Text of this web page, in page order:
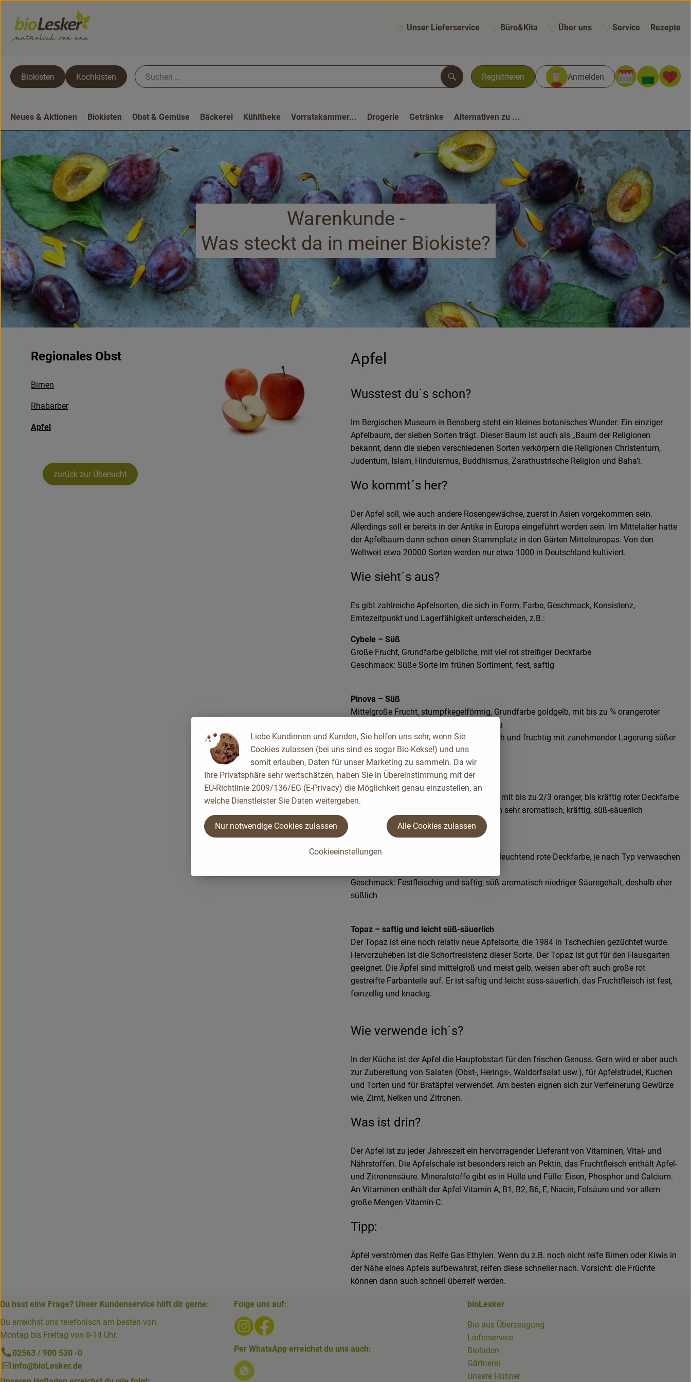
Unser Lieferservice Büro&Kita Über uns Service Rezepte
Registrieren Anmelden
Suchen
Biokisten Kochkisten
Neues & Aktionen Biokisten Obst & Gemüse Bäckerei Kühltheke Vorratskammer... Drogerie Getränke Alternativen zu ...
Warenkunde -
Was steckt da in meiner Biokiste?
Regionales Obst
Birnen
Rhabarber
Apfel
zurück zur Übersicht
Apfel
Wusstest du´s schon?
Im Bergischen Museum in Bensberg steht ein kleines botanisches Wunder: Ein einziger
Apfelbaum, der sieben Sorten trägt. Dieser Baum ist auch als „Baum der Religionen
bekannt, denn die sieben verschiedenen Sorten verkörpern die Religionen Christentum,
Judentum, Islam, Hinduismus, Buddhismus, Zarathustrische Religion und Baha’i.
Wo kommt´s her?
Der Apfel soll, wie auch andere Rosengewächse, zuerst in Asien vorgekommen sein.
Allerdings soll er bereits in der Antike in Europa eingeführt worden sein. Im Mittelalter hatte
der Apfelbaum dann schon einen Stammplatz in den Gärten Mitteleuropas. Von den
Weltweit etwa 20000 Sorten werden nur etwa 1000 in Deutschland kultiviert.
Wie sieht´s aus?
Es gibt zahlreiche Apfelsorten, die sich in Form, Farbe, Geschmack, Konsistenz,
Erntezeitpunkt und Lagerfähigkeit unterscheiden, z.B.:
Cybele – Süß
Große Frucht, Grundfarbe gelbliche, mit viel rot streifiger Deckfarbe
Geschmack: Süße Sorte im frühen Sortiment, fest, saftig
Pinova – Süß
Mittelgroße Frucht, stumpfkegelförmig, Grundfarbe goldgelb, mit bis zu ¾ orangeroter
Deckfarbe leuchtend rot, Schale etwas rau
Geschmack: Süßlich-säuerlich, aromatisch und fruchtig mit zunehmender Lagerung süßer
werdend
Elstar – Leicht säuerlich
Mittelgroßer, gleichmäßig kugeliger Apfel mit bis zu 2/3 oranger, bis kräftig roter Deckfarbe
Geschmack : Saftiges, feinzelliges Fleisch sehr aromatisch, kräftig, süß-säuerlich
Kleine bis mittelgroße, rundliche Früchte, leuchtend rote Deckfarbe, je nach Typ verwaschen
Geschmack: Festfleischig und saftig, süß aromatisch niedriger Säuregehalt, deshalb eher
süßlich
Topaz – saftig und leicht süß-säuerlich
Der Topaz ist eine noch relativ neue Apfelsorte, die 1984 in Tschechien gezüchtet wurde.
Hervorzuheben ist die Schorfresistenz dieser Sorte. Der Topaz ist gut für den Hausgarten
geeignet. Die Äpfel sind mittelgroß und meist gelb, weisen aber oft auch große rot
gestreifte Farbanteile auf. Er ist saftig und leicht süss-säuerlich, das Fruchtfleisch ist fest,
feinzellig und knackig.
Wie verwende ich´s?
In der Küche ist der Apfel die Hauptobstart für den frischen Genuss. Gern wird er aber auch
zur Zubereitung von Salaten (Obst-, Herings-, Waldorfsalat usw.), für Apfelstrudel, Kuchen
und Torten und für Bratäpfel verwendet. Am besten eignen sich zur Verfeinerung Gewürze
wie, Zimt, Nelken und Zitronen.
Was ist drin?
Der Apfel ist zu jeder Jahreszeit ein hervorragender Lieferant von Vitaminen, Vital- und
Nährstoffen. Die Apfelschale ist besonders reich an Pektin, das Fruchtfleisch enthält Apfel-
und Zitronensäure. Mineralstoffe gibt es in Hülle und Fülle: Eisen, Phosphor und Calcium.
An Vitaminen enthält der Apfel Vitamin A, B1, B2, B6, E, Niacin, Folsäure und vor allem
große Mengen Vitamin-C.
Tipp:
Äpfel verströmen das Reife Gas Ethylen. Wenn du z.B. noch nicht reife Birnen oder Kiwis in
der Nähe eines Apfels aufbewahrst, reifen diese schneller nach. Vorsicht: die Früchte
können dann auch schnell überreif werden.
Du hast eine Frage? Unser Kundenservice hilft dir gerne:
Du erreichst uns telefonisch am besten von
Montag bis Freitag von 8-14 Uhr.
02563 / 900 530 -0
info@bioLesker.de
Folge uns auf:
Externer Link zu https://www.instagram.com/biolesker/
Externer Link zu https://www.facebook.com/bioLesker
Per WhatsApp erreichst du uns auch:
Externer Link zu https://www.biolesker.de/lieferservice/whatsapp.html
bioLesker
Bio aus Überzeugung
Lieferservice
Bioladen
Gärtnerei
Unsere Hühner
Liebe Kundinnen und Kunden, Sie helfen uns sehr, wenn Sie
Cookies zulassen (bei uns sind es sogar Bio-Kekse!) und uns
somit erlauben, Daten für unser Marketing zu sammeln. Da wir
Ihre Privatsphäre sehr wertschätzen, haben Sie in Übereinstimmung mit der
EU-Richtlinie 2009/136/EG (E-Privacy) die Möglichkeit genau einzustellen, an
welche Dienstleister Sie Daten weitergeben.
Cookieeinstellungen
Nur notwendige Cookies zulassen Alle Cookies zulassen